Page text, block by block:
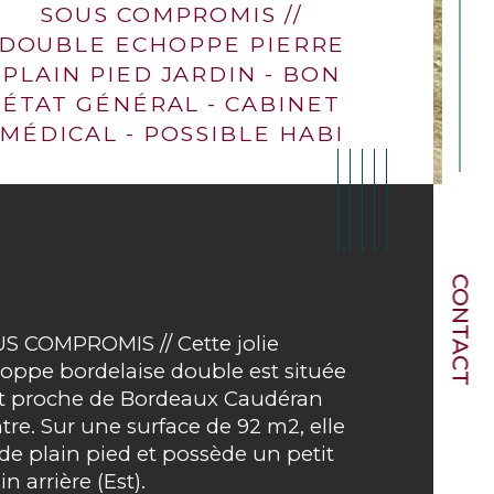
CONTACT
SOUS COMPROMIS //
DOUBLE ECHOPPE PIERRE
PLAIN PIED JARDIN - BON
ÉTAT GÉNÉRAL - CABINET
MÉDICAL - POSSIBLE HABI
Valeurs
de chambre(s)
COMPROMIS // Cette jolie
bordelaise double est située
proche de Bordeaux Caudéran
Sur une surface de 92 m2, elle
plain pied et possède un petit
arrière (Est).